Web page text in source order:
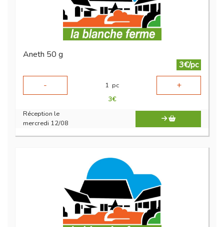
Aneth 50 g
3€/pc
-
1 pc +
3€
Réception le
mercredi 12/08